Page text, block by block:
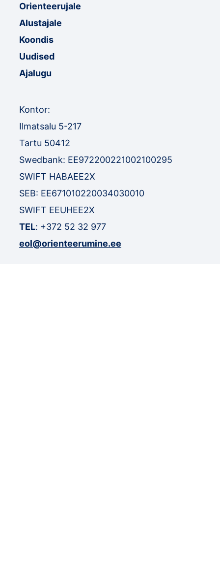
Orienteerujale
Alustajale
Koondis
Uudised
Ajalugu
Kontor:
Ilmatsalu 5-217
Tartu 50412
Swedbank: EE972200221002100295
SWIFT HABAEE2X
SEB: EE671010220034030010
SWIFT EEUHEE2X
TEL: +372 52 32 977
eol@orienteerumine.ee